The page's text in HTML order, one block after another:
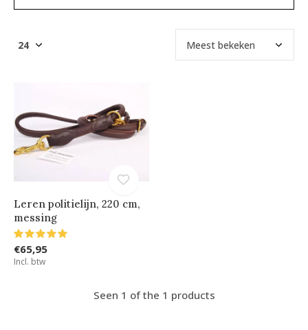
Leren politielijn, 220 cm,
messing
€65,95
Incl. btw
Seen 1 of the 1 products